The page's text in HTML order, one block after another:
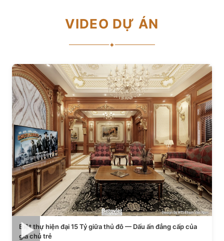
VIDEO DỰ ÁN
✦
Biệt thự hiện đại 15 Tỷ giữa thủ đô — Dấu ấn đẳng cấp của
gia chủ trẻ